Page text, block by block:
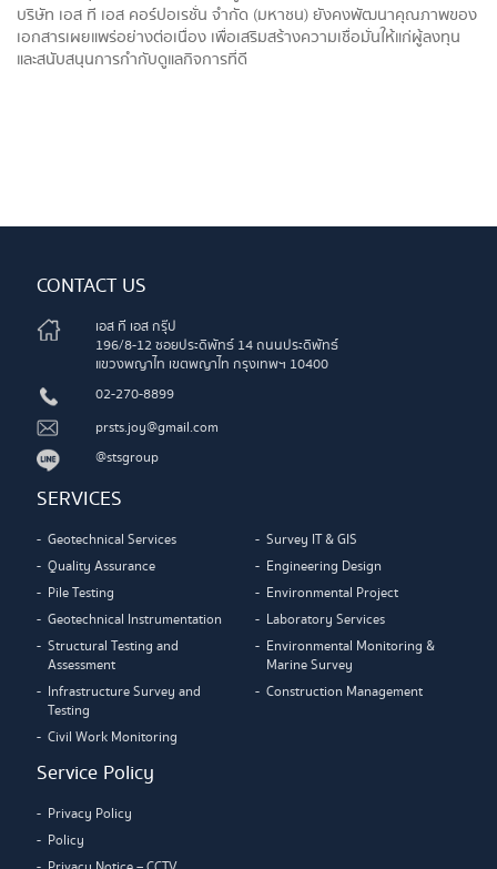
บริษัท เอส ที เอส คอร์ปอเรชั่น จำกัด (มหาชน) ยังคงพัฒนาคุณภาพของ
เอกสารเผยแพร่อย่างต่อเนื่อง เพื่อเสริมสร้างความเชื่อมั่นให้แก่ผู้ลงทุน
และสนับสนุนการกำกับดูแลกิจการที่ดี
CONTACT US
เอส ที เอส กรุ๊ป
196/8-12 ซอยประดิพัทธ์ 14 ถนนประดิพัทธ์
แขวงพญาไท เขตพญาไท กรุงเทพฯ 10400
02-270-8899
prsts.joy@gmail.com
@stsgroup
SERVICES
Geotechnical Services
Quality Assurance
Pile Testing
Geotechnical Instrumentation
Structural Testing and
Assessment
Infrastructure Survey and
Testing
Civil Work Monitoring
Survey IT & GIS
Engineering Design
Environmental Project
Laboratory Services
Environmental Monitoring &
Marine Survey
Construction Management
Service Policy
Privacy Policy
Policy